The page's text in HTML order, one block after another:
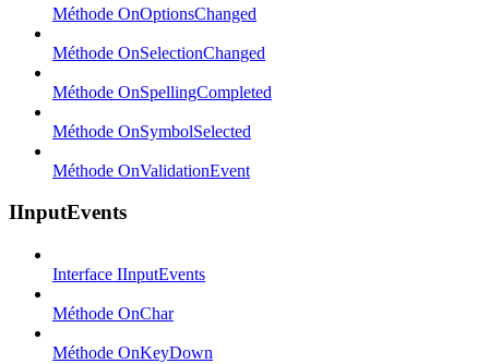
Méthode OnOptionsChanged
Méthode OnSelectionChanged
Méthode OnSpellingCompleted
Méthode OnSymbolSelected
Méthode OnValidationEvent
IInputEvents
Interface IInputEvents
Méthode OnChar
Méthode OnKeyDown